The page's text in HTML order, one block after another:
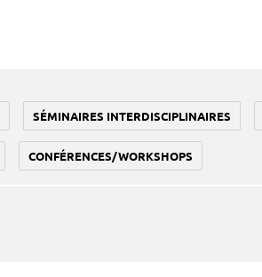
SÉMINAIRES INTERDISCIPLINAIRES
CONFÉRENCES/WORKSHOPS